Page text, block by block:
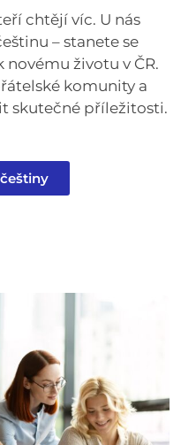
chtějí víc. U nás
– stanete se
životu v ČR.
komunity a
skutečné příležitosti.